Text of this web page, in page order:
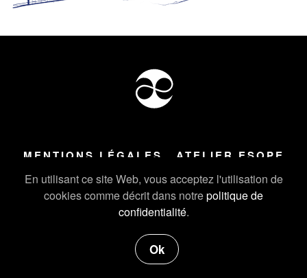
En utilisant ce site Web, vous acceptez l'utilisation de
cookies comme décrit dans notrepolitique de
confidentialité.
Ok
MENTIONS LÉGALES ATELIER ESOPE